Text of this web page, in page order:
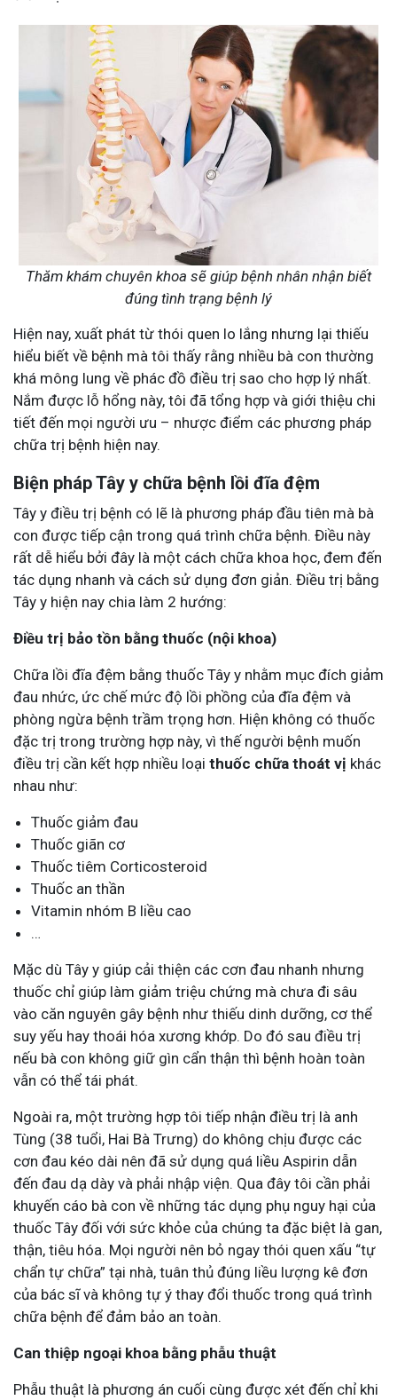
Thăm khám chuyên khoa sẽ giúp bệnh nhân nhận biết
đúng tình trạng bệnh lý
Hiện nay, xuất phát từ thói quen lo lắng nhưng lại thiếu
hiểu biết về bệnh mà tôi thấy rằng nhiều bà con thường
khá mông lung về phác đồ điều trị sao cho hợp lý nhất.
Nắm được lỗ hổng này, tôi đã tổng hợp và giới thiệu chi
tiết đến mọi người ưu – nhược điểm các phương pháp
chữa trị bệnh hiện nay.
Biện pháp Tây y chữa bệnh lồi đĩa đệm
Tây y điều trị bệnh có lẽ là phương pháp đầu tiên mà bà
con được tiếp cận trong quá trình chữa bệnh. Điều này
rất dễ hiểu bởi đây là một cách chữa khoa học, đem đến
tác dụng nhanh và cách sử dụng đơn giản. Điều trị bằng
Tây y hiện nay chia làm 2 hướng:
Điều trị bảo tồn bằng thuốc (nội khoa)
Chữa lồi đĩa đệm bằng thuốc Tây y nhằm mục đích giảm
đau nhức, ức chế mức độ lồi phồng của đĩa đệm và
phòng ngừa bệnh trầm trọng hơn. Hiện không có thuốc
đặc trị trong trường hợp này, vì thế người bệnh muốn
điều trị cần kết hợp nhiều loại thuốc chữa thoát vị khác
nhau như:
Thuốc giảm đau
Thuốc giãn cơ
Thuốc tiêm Corticosteroid
Thuốc an thần
Vitamin nhóm B liều cao
…
Mặc dù Tây y giúp cải thiện các cơn đau nhanh nhưng
thuốc chỉ giúp làm giảm triệu chứng mà chưa đi sâu
vào căn nguyên gây bệnh như thiếu dinh dưỡng, cơ thể
suy yếu hay thoái hóa xương khớp. Do đó sau điều trị
nếu bà con không giữ gìn cẩn thận thì bệnh hoàn toàn
vẫn có thể tái phát.
Ngoài ra, một trường hợp tôi tiếp nhận điều trị là anh
Tùng (38 tuổi, Hai Bà Trưng) do không chịu được các
cơn đau kéo dài nên đã sử dụng quá liều Aspirin dẫn
đến đau dạ dày và phải nhập viện. Qua đây tôi cần phải
khuyến cáo bà con về những tác dụng phụ nguy hại của
thuốc Tây đối với sức khỏe của chúng ta đặc biệt là gan,
thận, tiêu hóa. Mọi người nên bỏ ngay thói quen xấu “tự
chẩn tự chữa” tại nhà, tuân thủ đúng liều lượng kê đơn
của bác sĩ và không tự ý thay đổi thuốc trong quá trình
chữa bệnh để đảm bảo an toàn.
Can thiệp ngoại khoa bằng phẫu thuật
Phẫu thuật là phương án cuối cùng được xét đến chỉ khi